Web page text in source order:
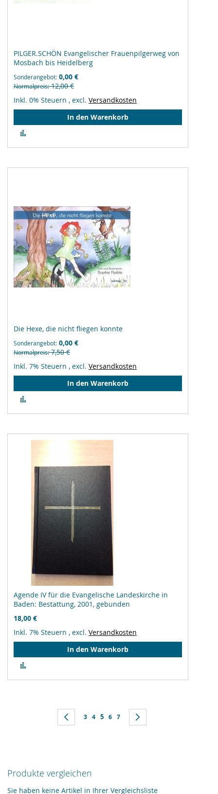
PILGER.SCHÖN Evangelischer Frauenpilgerweg von
Mosbach bis Heidelberg
Sonderangebot 0,00 €
Normalpreis 12,00 €
Inkl. 0% Steuern , excl. Versandkosten
In den Warenkorb
hinzufügen
Die Hexe, die nicht fliegen konnte
Sonderangebot 0,00 €
Normalpreis 7,50 €
Inkl. 7% Steuern , excl. Versandkosten
In den Warenkorb
hinzufügen
Agende IV für die Evangelische Landeskirche in
Baden: Bestattung, 2001, gebunden
18,00 €
Inkl. 7% Steuern , excl. Versandkosten
In den Warenkorb
hinzufügen
Seite
Seite
Zurück
Seite
3 Seite
4 Sie lesen gerade Seite
5 Seite
6 Seite
7
Produkte vergleichen
Sie haben keine Artikel in Ihrer Vergleichsliste